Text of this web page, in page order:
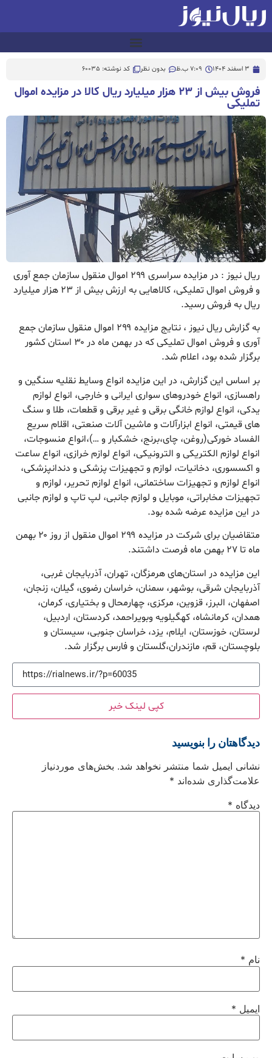
3 اسفند 1404 7:09 ب.ظ بدون نظر کد نوشته: 60035
فروش بیش از ۲۳ هزار میلیارد ریال کالا در مزایده اموال
تملیکی
ریال نیوز : در مزایده سراسری ۲۹۹ اموال منقول سازمان جمع آوری
و فروش اموال تملیکی، کالاهایی به ارزش بیش از ۲۳ هزار میلیارد
ریال به فروش رسید.
به گزارش ریال نیوز ، نتایج مزایده ۲۹۹ اموال منقول سازمان جمع
آوری و فروش اموال تملیکی که در بهمن ماه در ۳۰ استان کشور
برگزار شده بود، اعلام شد.
بر اساس این گزارش، در این مزایده انواع وسایط نقلیه سنگین و
راهسازی، انواع خودروهای سواری ایرانی و خارجی، انواع لوازم
یدکی، انواع لوازم خانگی برقی و غیر برقی و قطعات، طلا و سنگ
های قیمتی، انواع ابزارآلات و ماشین آلات صنعتی، اقلام سریع
الفساد خورکی(روغن، چای،برنج، خشکبار و …)،انواع منسوجات،
انواع لوازم الکتریکی و الترونیکی، انواع لوازم خرازی، انواع ساعت
و اکسسوری، دخانیات، لوازم و تجهیزات پزشکی و دندانپزشکی،
انواع لوازم و تجهیزات ساختمانی، انواع لوازم تحریر، لوازم و
تجهیزات مخابراتی، موبایل و لوازم جانبی، لپ تاپ و لوازم جانبی
در این مزایده عرضه شده بود.
متقاضیان برای شرکت در مزایده ۲۹۹ اموال منقول از روز ۲۰ بهمن
ماه تا ۲۷ بهمن ماه فرصت داشتند.
این مزایده در استان‌های هرمزگان، تهران، آذربایجان غربی،
آذربایجان شرقی، بوشهر، سمنان، خراسان رضوی، گیلان، زنجان،
اصفهان، البرز، قزوین، مرکزی، چهارمحال و بختیاری، کرمان،
همدان، کرمانشاه، کهگیلویه وبویراحمد، کردستان، اردبیل،
لرستان، خوزستان، ایلام، یزد، خراسان جنوبی، سیستان و
بلوچستان، قم، مازندران،گلستان و فارس برگزار شد.
کپی لینک خبر
دیدگاهتان را بنویسید
نشانی ایمیل شما منتشر نخواهد شد. بخش‌های موردنیاز
علامت‌گذاری شده‌اند *
دیدگاه *
نام *
ایمیل *